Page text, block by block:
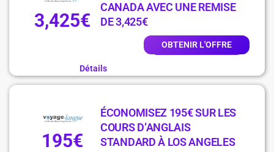
3,425€
CANADA AVEC UNE REMISE
DE 3,425€
OBTENIR L'OFFRE
Détails
195€
ÉCONOMISEZ 195€ SUR LES
COURS D’ANGLAIS
STANDARD À LOS ANGELES